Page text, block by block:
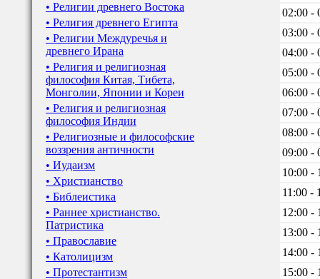
• Религии древнего Востока
• Религия древнего Египта
• Религии Междуречья и
древнего Ирана
• Религия и религиозная
философия Китая, Тибета,
Монголии, Японии и Кореи
• Религия и религиозная
философия Индии
• Религиозные и философские
воззрения античности
• Иудаизм
• Христианство
• Библеистика
• Раннее христианство.
Патристика
• Православие
• Католицизм
• Протестантизм
02:00 -
03:00 -
04:00 -
05:00 -
06:00 -
07:00 -
08:00 -
09:00 -
10:00 -
11:00 -
12:00 -
13:00 -
14:00 -
15:00 -